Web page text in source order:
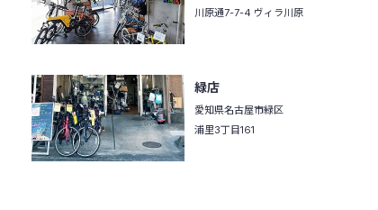
川原通7-7-4 ヴィラ川原
緑店
愛知県名古屋市緑区
浦里3丁目161